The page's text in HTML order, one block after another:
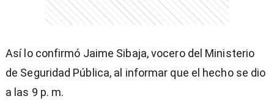
Así lo confirmó Jaime Sibaja, vocero del Ministerio
de Seguridad Pública, al informar que el hecho se dio
a las 9 p. m.